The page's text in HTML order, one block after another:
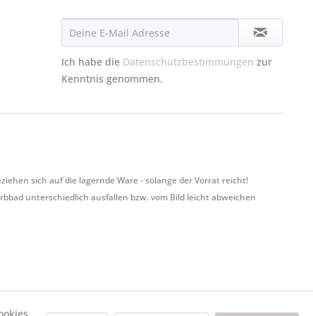
Ich habe die Datenschutzbestimmungen zur
Kenntnis genommen.
sich auf die lagernde Ware - solange der Vorrat reicht!
unterschiedlich ausfallen bzw. vom Bild leicht abweichen